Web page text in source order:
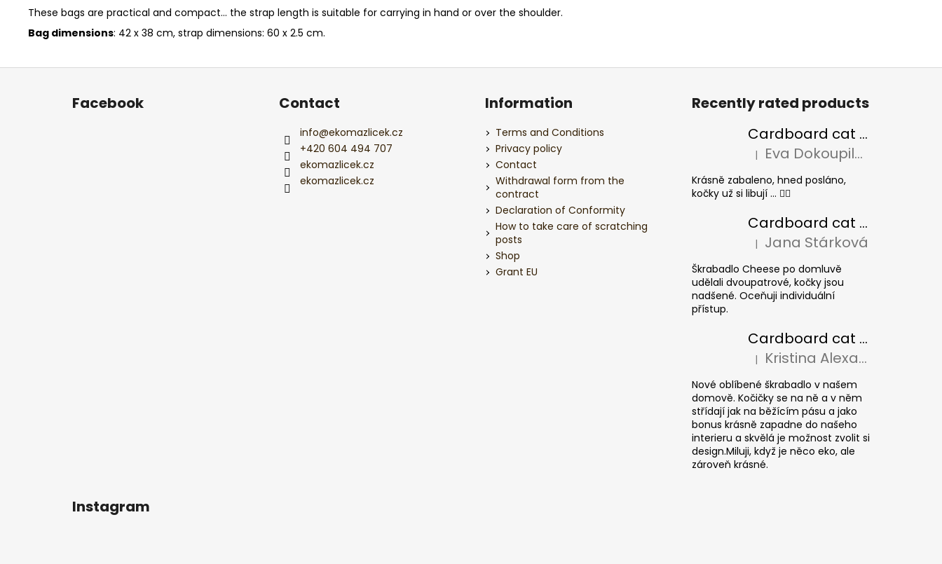
These bags are practical and compact... the strap length is suitable for carrying in hand or over the shoulder.
Bag dimensions: 42 x 38 cm, strap dimensions: 60 x 2.5 cm.
F
Facebook Contact
info@ekomazlicek.cz
+420 604 494 707
ekomazlicek.cz
ekomazlicek.cz
Information
Terms and Conditions
Privacy policy
Contact
Withdrawal form from the
contract
Declaration of Conformity
How to take care of scratching
posts
Shop
Grant EU
Recently rated products
Cardboard cat scratcher BASIC Colour
The product rating is 5 out of 5 stars.
| Eva Dokoupilová
Krásně zabaleno, hned posláno,
kočky už si libují ... 👍🏻
Cardboard cat scratcher CHEESE ELIPSE colour
The product rating is 5 out of 5 stars.
| Jana Stárková
Škrabadlo Cheese po domluvě
udělali dvoupatrové, kočky jsou
nadšené. Oceňuji individuální
přístup.
Cardboard cat scratcher CUBE Colour
The product rating is 5 out of 5 stars.
| Kristina Alexandrová
Nové oblíbené škrabadlo v našem
domově. Kočičky se na ně a v něm
střídají jak na běžícím pásu a jako
bonus krásně zapadne do našeho
interieru a skvělá je možnost zvolit si
design.Miluji, když je něco eko, ale
zároveň krásné.
Instagram